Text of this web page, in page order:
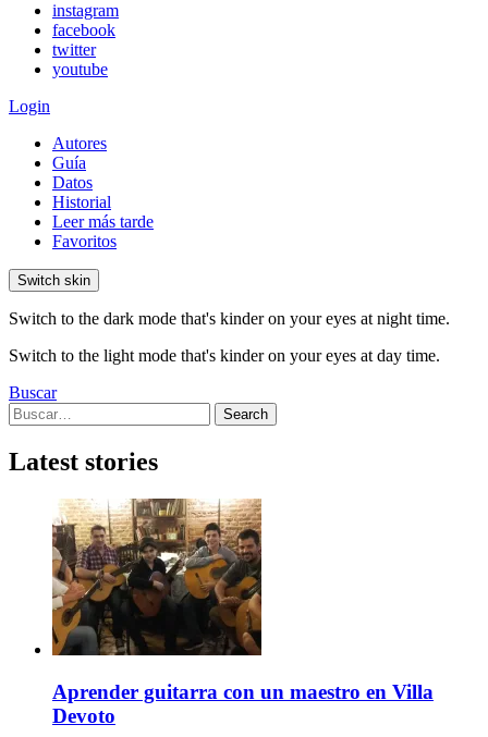
instagram
facebook
twitter
youtube
Login
Autores
Guía
Datos
Historial
Leer más tarde
Favoritos
Switch skin
Switch to the dark mode that's kinder on your eyes at night time.
Switch to the light mode that's kinder on your eyes at day time.
Buscar
Search
for:
Search
Latest stories
Aprender guitarra con un maestro en Villa
Devoto